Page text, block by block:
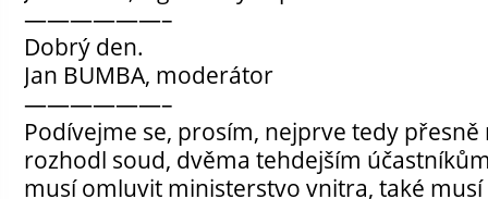
——————–
Dobrý den.
Jan BUMBA, moderátor
——————–
Podívejme se, prosím, nejprve tedy přesně
rozhodl soud, dvěma tehdejším
musí omluvit ministerstvo vnitra, také